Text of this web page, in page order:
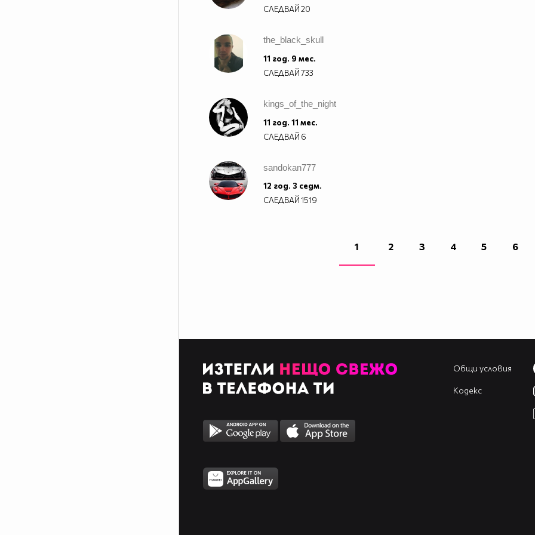
СЛЕДВАЙ20
the_black_skull
11 год. 9 мес.
СЛЕДВАЙ733
kings_of_the_night
11 год. 11 мес.
СЛЕДВАЙ 6
sandokan777
12 год. 3 седм.
СЛЕДВАЙ1519
1 2 3 4 5 6
Общи условия
Кодекс